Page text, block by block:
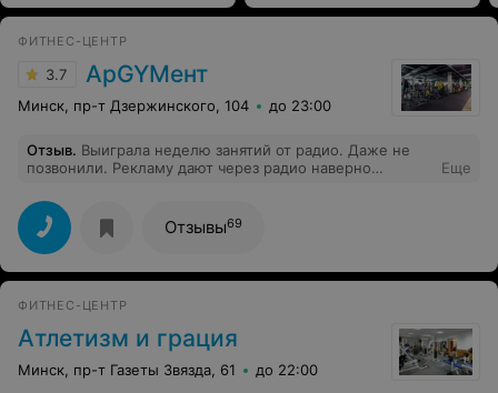
ФИТНЕС-ЦЕНТР
3.7 АрGYMент
Минск, пр-т Дзержинского, 104 до 23:00
Отзыв. Выиграла неделю занятий от радио. Даже не
позвонили. Рекламу дают через радио наверно
Еще
Отзывы69
ФИТНЕС-ЦЕНТР
Атлетизм и грация
Минск, пр-т Газеты Звязда, 61 до 22:00